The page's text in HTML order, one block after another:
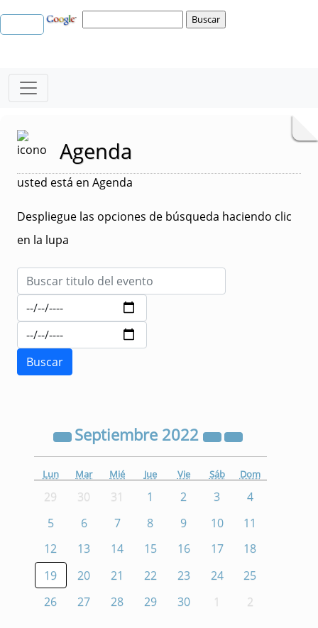
Agenda
usted está en Agenda
Despliegue las opciones de búsqueda haciendo clic
en la lupa
Septiembre 2022
Lun Mar Mié Jue Vie Sáb Dom
29 30 31 1 2 3
4
5
6 7 8 9 10
11
12
13 14 15 16 17
18
19
20 21 22 23 24
25
26
27 28 29 30 1 2